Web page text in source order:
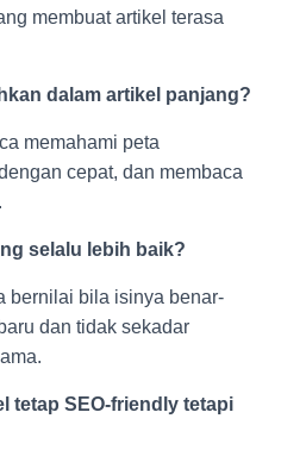
membuat artikel terasa
dalam artikel panjang?
memahami peta
cepat, dan membaca
selalu lebih baik?
bernilai bila isinya benar-
dan tidak sekadar
tetap SEO-friendly tetapi